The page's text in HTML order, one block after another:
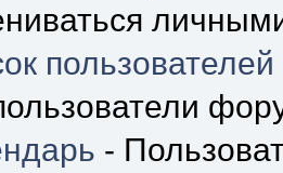
пользователей
-